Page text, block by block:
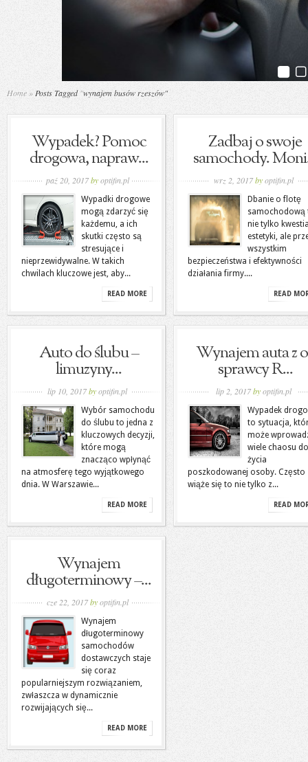
Home » Posts Tagged "wynajem busów rzeszów"
Wypadek? Pomoc
drogowa, napraw...
paź 20, 2017by optifin.pl
Wypadki drogowe
mogą zdarzyć się
każdemu, a ich
skutki często są
stresujące i
nieprzewidywalne. W takich
chwilach kluczowe jest, aby...
READ MORE
Zadbaj o swoje
samochody.
wrz 2, 2017byoptifin.pl
Dbanie o flotę
samochodową
nie tylko
estetyki, ale
wszystkim
bezpieczeństwa i efektywności
działania firmy....
READ
Auto do ślubu –
limuzyny...
lip 10, 2017byoptifin.pl
Wybór samochodu
do ślubu to jedna z
kluczowych decyzji,
które mogą
znacząco wpłynąć
na atmosferę tego wyjątkowego
dnia. W Warszawie...
READ MORE
Wynajem auta z
sprawcy R...
lip 2, 2017byoptifin.pl
Wypadek
to sytuacja,
może
wiele chaosu do
życia
poszkodowanej osoby. Często
wiąże się to nie tylko z...
READ
Wynajem
długoterminowy –...
cze 22, 2017by optifin.pl
Wynajem
długoterminowy
samochodów
dostawczych staje
się coraz
popularniejszym rozwiązaniem,
zwłaszcza w dynamicznie
rozwijających się...
READ MORE